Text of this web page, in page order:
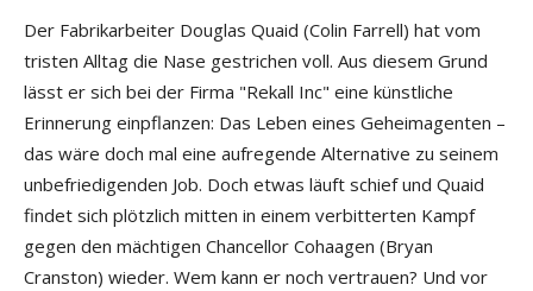
Der Fabrikarbeiter Douglas Quaid (Colin Farrell) hat vom
tristen Alltag die Nase gestrichen voll. Aus diesem Grund
lässt er sich bei der Firma "Rekall Inc" eine künstliche
Erinnerung einpflanzen: Das Leben eines Geheimagenten –
das wäre doch mal eine aufregende Alternative zu seinem
unbefriedigenden Job. Doch etwas läuft schief und Quaid
findet sich plötzlich mitten in einem verbitterten Kampf
gegen den mächtigen Chancellor Cohaagen (Bryan
Cranston) wieder. Wem kann er noch vertrauen? Und vor